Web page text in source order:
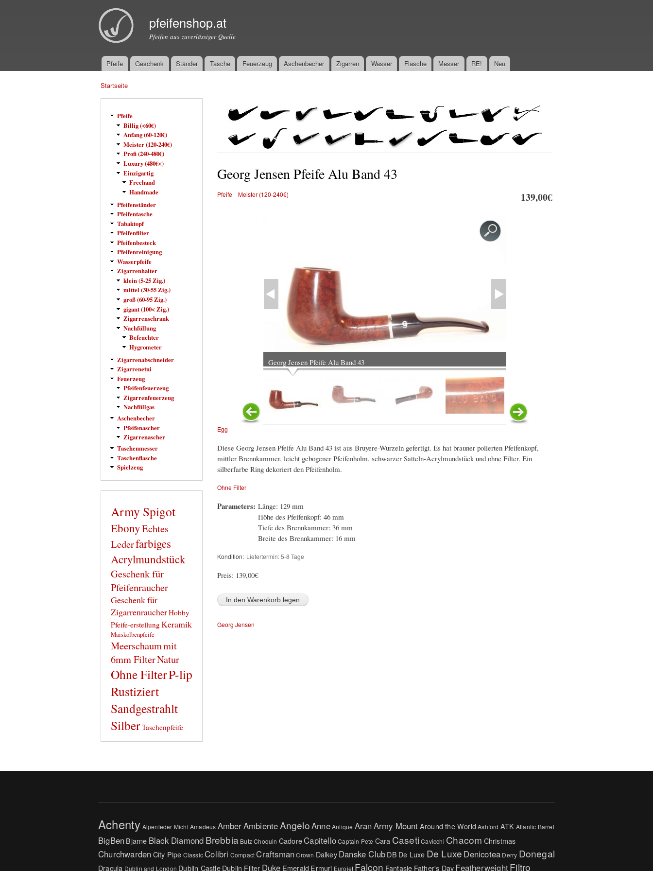
pfeifenshop.at
Pfeifen aus zuverlässiger Quelle
Hauptmenü
Pfeife Geschenk Ständer Tasche Feuerzeug Aschenbecher Zigarren Wasser Flasche Messer RE! Neu
Startseite
Pfeife
Billig (<60€)
Anfang (60-120€)
Meister (120-240€)
Profi (240-480€)
Luxury (480€<)
Einzigartig
Freehand
Handmade
Pfeifenständer
Pfeifentasche
Tabaktopf
Pfeifenfilter
Pfeifenbesteck
Pfeifenreinigung
Wasserpfeife
Zigarrenhalter
klein (5-25 Zig.)
mittel (30-55 Zig.)
groß (60-95 Zig.)
gigant (100< Zig.)
Zigarrenschrank
Nachfüllung
Befeuchter
Hygrometer
Zigarrenabschneider
Zigarrenetui
Feuerzeug
Pfeifenfeuerzeug
Zigarrenfeuerzeug
Nachfüllgas
Aschenbecher
Pfeifenascher
Zigarrenascher
Taschenmesser
Taschenflasche
Spielzeug
Army Spigot
EbonyEchtes
Lederfarbiges
Acrylmundstück
Geschenk für
Pfeifenraucher
Geschenk für
ZigarrenraucherHobby
Pfeife-erstellungKeramik
Maiskolbenpfeife
Meerschaummit
6mm FilterNatur
Ohne FilterP-lip
Rustiziert
Sandgestrahlt
SilberTaschenpfeife
Georg Jensen Pfeife Alu Band 43
139,00€
Pfeife Meister (120-240€)
Georg Jensen Pfeife Alu Band 43
Egg
Diese Georg Jensen Pfeife Alu Band 43 ist aus Bruyere-Wurzeln gefertigt. Es hat brauner polierten Pfeifenkopf,
mittler Brennkammer, leicht gebogener Pfeifenholm, schwarzer Satteln-Acrylmundstück und ohne Filter. Ein
silberfarbe Ring dekoriert den Pfeifenholm.
Ohne Filter
Parameters: Länge: 129 mm
Höhe des Pfeifenkopf: 46 mm
Tiefe des Brennkammer: 36 mm
Breite des Brennkammer: 16 mm
Kondition: Liefertermin: 5-8 Tage
Preis: 139,00€
Georg Jensen
Achenty Alpenleder Michl Amadeus AmberAmbienteAngeloAnneAntique AranArmy MountAround the World Ashford ATK Atlantic Barrel
BigBenBjarne Black Diamond Brebbia Butz Choquin CadoreCapitelloCaptain Pete Cara CasetiCavicchi Chacom Christmas
ChurchwardenCity Pipe ClassicColibri Compact Craftsman Crown DalkeyDanske ClubDB De Luxe De Luxe Denicotea Derry Donegal
Dracula Dublin and London Dublin CastleDublin Filter Duke Emerald Ermuri Eurojet Falcon Fantasie Father's DayFeatherweightFiltro